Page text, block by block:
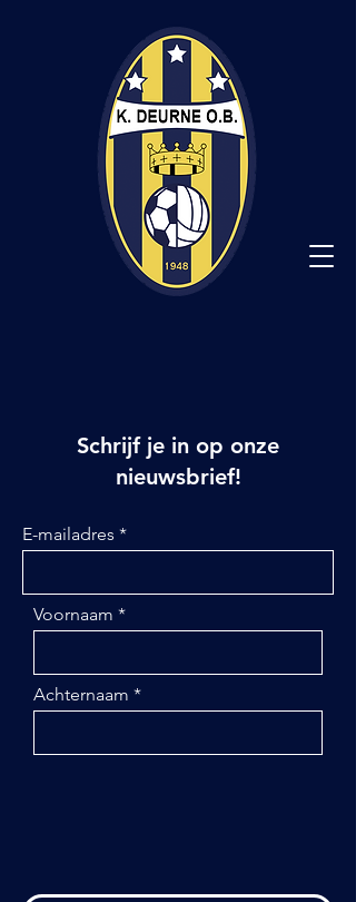
Schrijf je in op onze
nieuwsbrief!
E-mailadres
Voornaam
Achternaam